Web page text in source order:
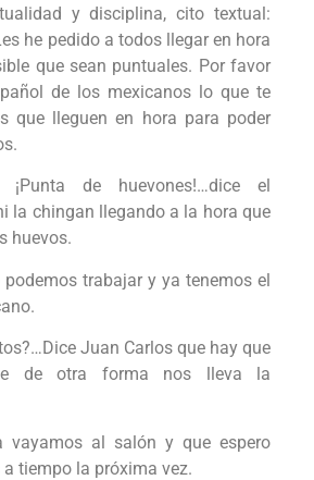
y disciplina, cito textual:
he pedido a todos llegar en hora
que sean puntuales. Por favor
de los mexicanos lo que te
que lleguen en hora para poder
de huevones!…dice el
la chingan llegando a la hora que
huevos.
trabajar y ya tenemos el
Juan Carlos que hay que
de otra forma nos lleva la
vayamos al salón y que espero
tiempo la próxima vez.